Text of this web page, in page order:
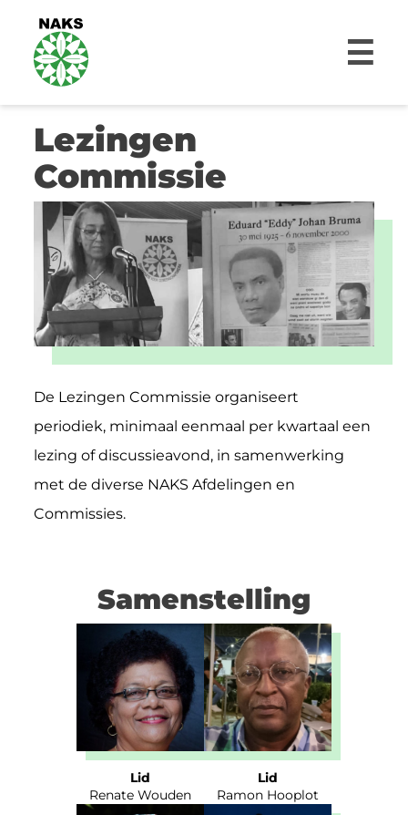
☰
Lezingen
Commissie
De Lezingen Commissie organiseert
periodiek, minimaal eenmaal per kwartaal een
lezing of discussieavond, in samenwerking
met de diverse NAKS Afdelingen en
Commissies.
Samenstelling
Lid
Renate Wouden
Lid
Ramon Hooplot